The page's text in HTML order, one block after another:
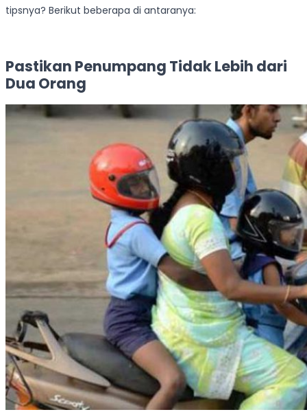
tipsnya? Berikut beberapa di antaranya:
Pastikan Penumpang Tidak Lebih dari
Dua Orang